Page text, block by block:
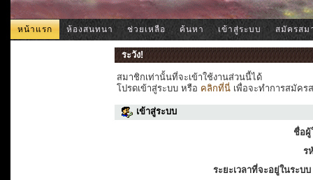
หน้าแรก ห้องสนทนา ช่วยเหลือ ค้นหา เข้าสู่ระบบ สมัครสม
ระวัง!
สมาชิกเท่านั้นที่จะเข้าใช้งานส่วนนี้ได้
โปรดเข้าสู่ระบบ หรือ คลิกที่นี่เพื่อจะทำการสมัคร
เข้าสู่ระบบ
ชื่อผู้
ร
ระยะเวลาที่จะอยู่ในระบ